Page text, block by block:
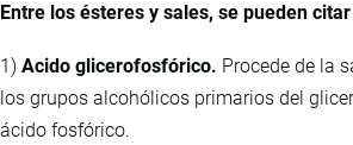
Entre los ésteres y sales, se pueden
1) Acido glicerofosfórico. Procede de la
los grupos alcohólicos primarios del
ácido fosfórico.